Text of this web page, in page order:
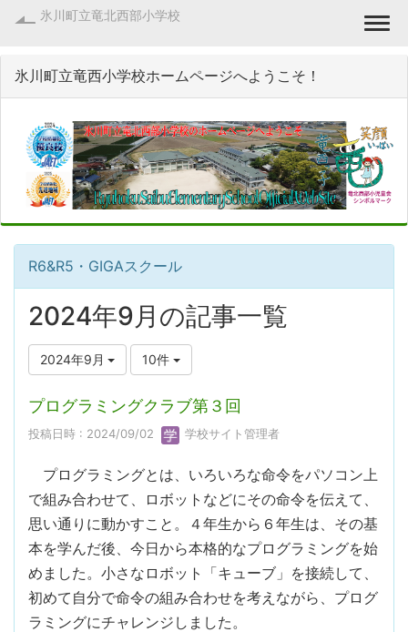
氷川町立竜北西部小学校
氷川町立竜西小学校ホームページへようこそ！
R6&R5・GIGAスクール
2024年9月の記事一覧
2024年9月 10件
プログラミングクラブ第３回
投稿日時 : 2024/09/02 学校サイト管理者
プログラミングとは、いろいろな命令をパソコン上
で組み合わせて、ロボットなどにその命令を伝えて、
思い通りに動かすこと。４年生から６年生は、その基
本を学んだ後、今日から本格的なプログラミングを始
めました。小さなロボット「キューブ」を接続して、
初めて自分で命令の組み合わせを考えながら、プログ
ラミングにチャレンジしました。